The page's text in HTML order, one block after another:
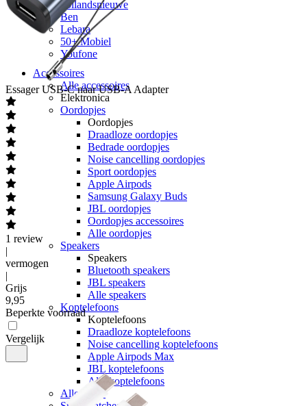
hollandsnieuwe
Ben
Lebara
50+ Mobiel
Youfone
Accessoires
Alle accessoires
Elektronica
Oordopjes
Oordopjes
Draadloze oordopjes
Bedrade oordopjes
Noise cancelling oordopjes
Sport oordopjes
Apple Airpods
Samsung Galaxy Buds
JBL oordopjes
Oordopjes accessoires
Alle oordopjes
Speakers
Speakers
Bluetooth speakers
JBL speakers
Alle speakers
Koptelefoons
Koptelefoons
Draadloze koptelefoons
Noise cancelling koptelefoons
Apple Airpods Max
JBL koptelefoons
Alle koptelefoons
Alle audio
Essager USB-C naar USB-A Adapter
1 review
|
vermogen
|
Grijs
9,95
Beperkte voorraad
Vergelijk